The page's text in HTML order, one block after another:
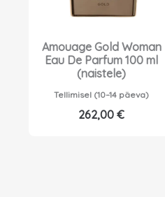
Amouage Gold Woman
Eau De Parfum 100 ml
(naistele)
Tellimisel (10–14 päeva)
262,00 €